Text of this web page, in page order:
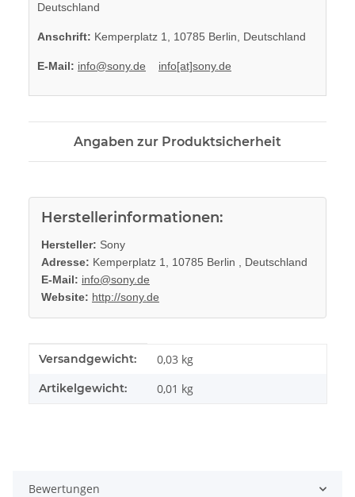
Deutschland
Anschrift: Kemperplatz 1, 10785 Berlin, Deutschland
E-Mail: info@sony.de info[at]sony.de
Angaben zur Produktsicherheit
Herstellerinformationen:
Hersteller: Sony
Adresse: Kemperplatz 1, 10785 Berlin , Deutschland
E-Mail: info@sony.de
Website: http://sony.de
Produkteigenschaft
Wert
Versandgewicht: 0,03 kg
Artikelgewicht: 0,01 kg
Bewertungen